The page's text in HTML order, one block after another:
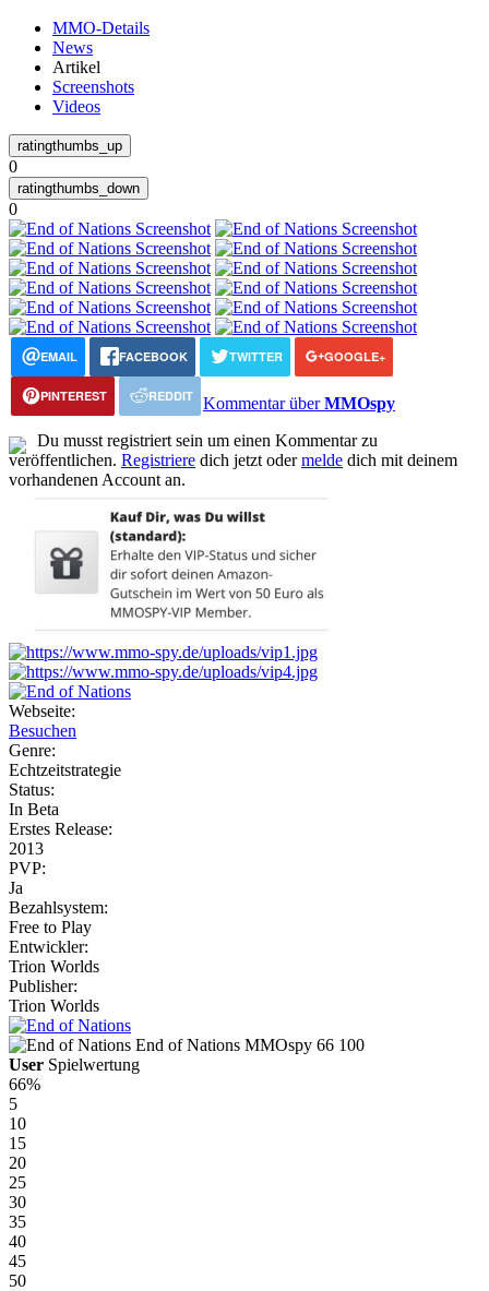
MMO-Details
News
Artikel
Screenshots
Videos
0
0
EMAIL FACEBOOK TWITTER GOOGLE+
PINTEREST REDDIT Kommentar überMMOspy
Du musst registriert sein um einen Kommentar zu
veröffentlichen. Registriere dich jetzt odermelde dich mit deinem
vorhandenen Account an.
Webseite:
Besuchen
Genre:
Echtzeitstrategie
Status:
In Beta
Erstes Release:
2013
PVP:
Ja
Bezahlsystem:
Free to Play
Entwickler:
Trion Worlds
Publisher:
Trion Worlds
End of Nations MMOspy 66 100
User Spielwertung
66%
5
10
15
20
25
30
35
40
45
50